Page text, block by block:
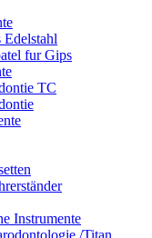
fur Gips
TC
Instrumente
/Titan